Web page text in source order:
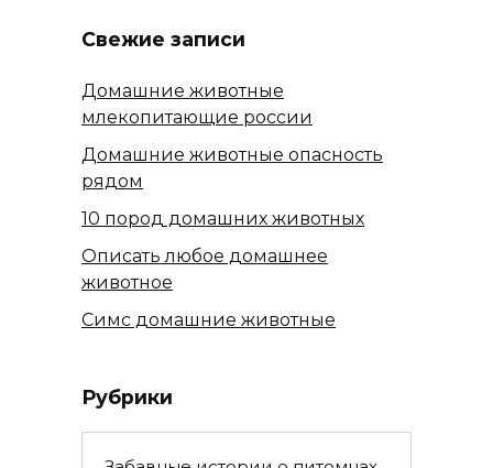
Свежие записи
Домашние животные
млекопитающие россии
Домашние животные опасность
рядом
10 пород домашних животных
Описать любое домашнее
животное
Симс домашние животные
Рубрики